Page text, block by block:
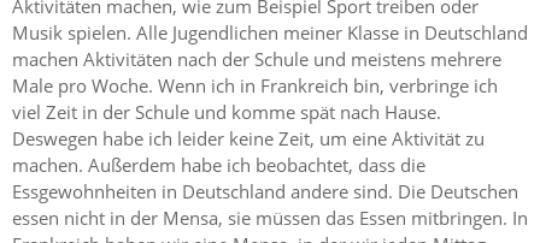
Aktivitäten machen, wie zum Beispiel Sport treiben oder
Musik spielen. Alle Jugendlichen meiner Klasse in Deutschland
machen Aktivitäten nach der Schule und meistens mehrere
Male pro Woche. Wenn ich in Frankreich bin, verbringe ich
viel Zeit in der Schule und komme spät nach Hause.
Deswegen habe ich leider keine Zeit, um eine Aktivität zu
machen. Außerdem habe ich beobachtet, dass die
Essgewohnheiten in Deutschland andere sind. Die Deutschen
essen nicht in der Mensa, sie müssen das Essen mitbringen. In